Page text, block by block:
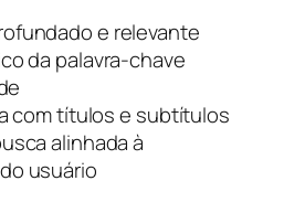
e relevante
da palavra-chave
com títulos e subtítulos
alinhada à
usuário